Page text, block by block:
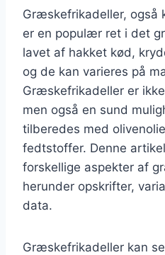
Græskefrikadeller, også
er en populær ret i det
lavet af hakket kød,
og de kan varieres på
Græskefrikadeller er
men også en sund
tilberedes med
fedtstoffer. Denne
forskellige aspekter af
herunder opskrifter,
data.
Græskefrikadeller kan